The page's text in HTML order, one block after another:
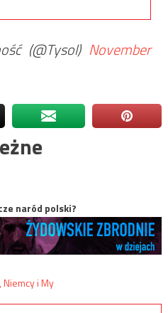
(@Tysol) November
naród polski?